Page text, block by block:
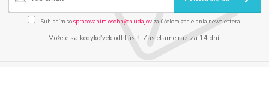
Súhlasím sospracovaním osobných údajov za účelom zasielania newslettera.
Môžete sa kedykoľvek odhlásiť. Zasielame raz za 14 dní.